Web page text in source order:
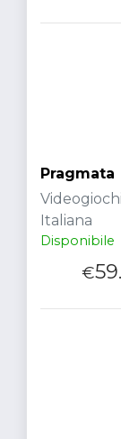
Pragmata
Italiana
Disponibile
€